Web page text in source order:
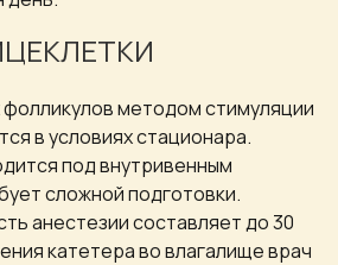
методом стимуляции
в условиях стационара.
под внутривенным
сложной подготовки.
анестезии составляет до 30
катетера во влагалище врач